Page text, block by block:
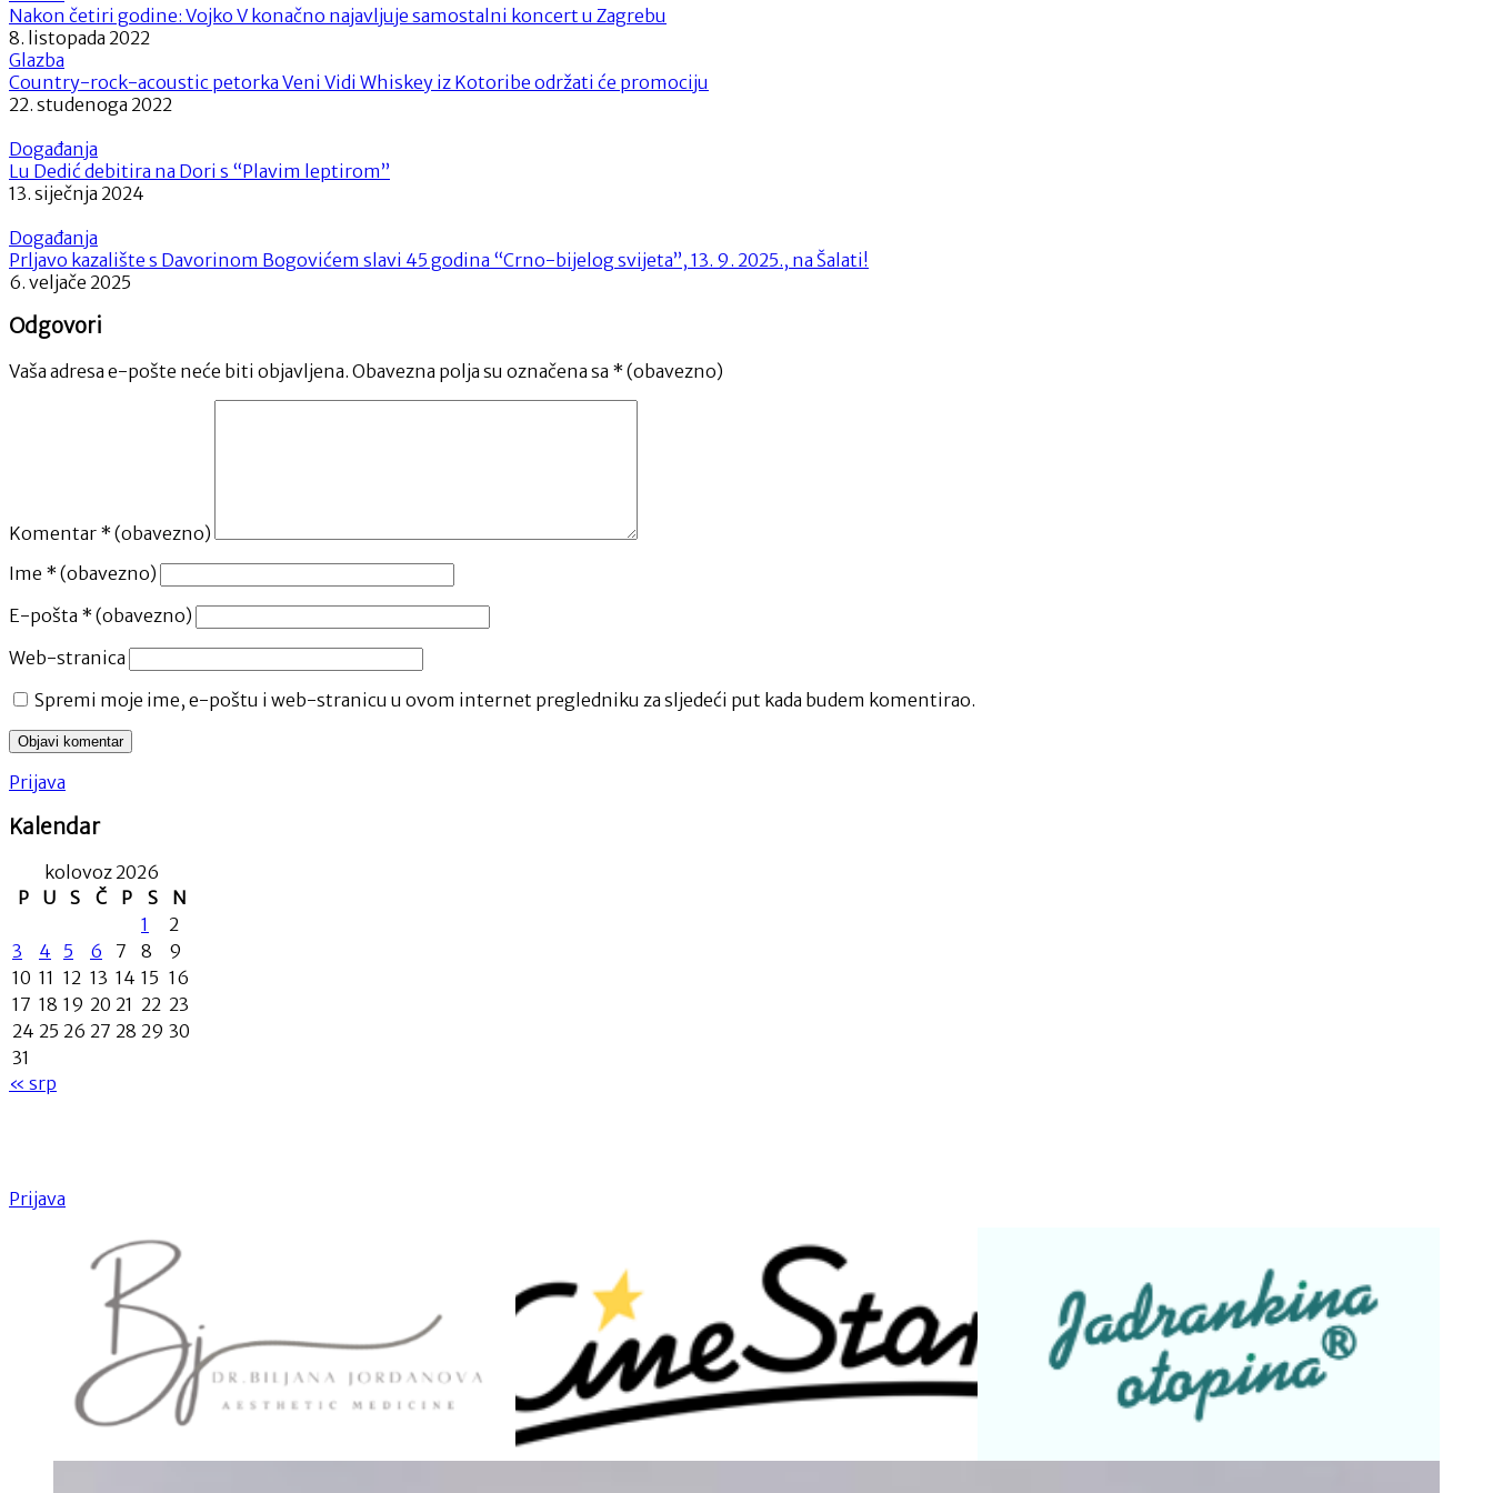
Nakon četiri godine: Vojko V konačno najavljuje samostalni koncert u Zagrebu
8. listopada 2022
Glazba
Country-rock-acoustic petorka Veni Vidi Whiskey iz Kotoribe održati će promociju
22. studenoga 2022
Događanja
Lu Dedić debitira na Dori s “Plavim leptirom”
13. siječnja 2024
Događanja
Prljavo kazalište s Davorinom Bogovićem slavi 45 godina “Crno-bijelog svijeta”, 13. 9. 2025., na Šalati!
6. veljače 2025
Odgovori
Vaša adresa e-pošte neće biti objavljena. Obavezna polja su označena sa * (obavezno)
Komentar * (obavezno)
Ime * (obavezno)
E-pošta * (obavezno)
Web-stranica
Spremi moje ime, e-poštu i web-stranicu u ovom internet pregledniku za sljedeći put kada budem komentirao.
Prijava
Kalendar
kolovoz 2026
P
U S Č P S
N
1
2
3
4 5 6 7 8
9
10 11 12 13 14 15 16
17 18 19 20 21 22 23
24 25 26 27 28 29 30
31
« srp
Prijava